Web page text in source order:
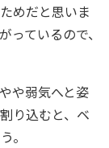
めだと思いま
っているので、
や弱気へと姿
り込むと、ベ
。